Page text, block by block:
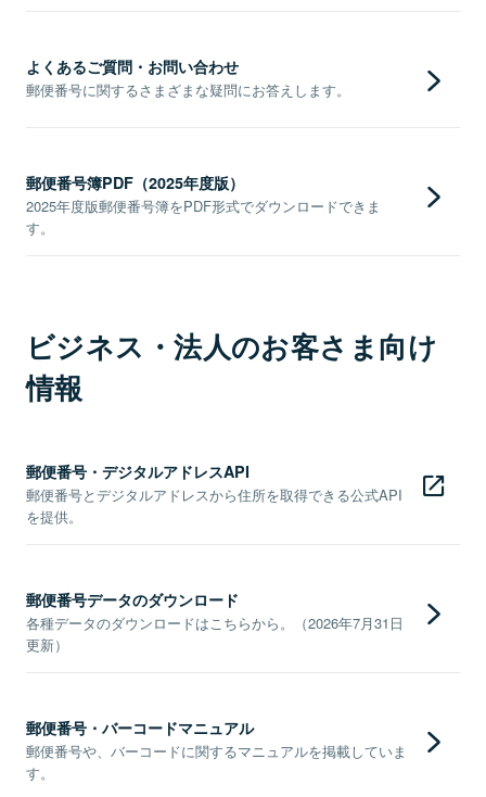
よくあるご質問・お問い合わせ
郵便番号に関するさまざまな疑問にお答えします。
郵便番号簿PDF（2025年度版）
2025年度版郵便番号簿をPDF形式でダウンロードできま
す。
ビジネス・法人のお客さま向け
情報
郵便番号・デジタルアドレスAPI
郵便番号とデジタルアドレスから住所を取得できる公式API
を提供。
郵便番号データのダウンロード
各種データのダウンロードはこちらから。（2026年7月31日
更新）
郵便番号・バーコードマニュアル
郵便番号や、バーコードに関するマニュアルを掲載していま
す。